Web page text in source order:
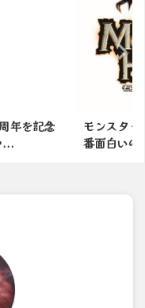
年を記念
...
モンスタ
番面白いの